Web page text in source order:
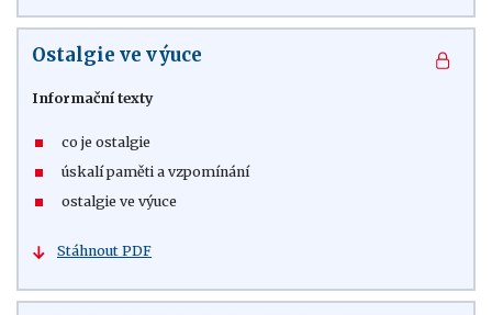
Ostalgie ve výuce
Informační texty
co je ostalgie
úskalí paměti a vzpomínání
ostalgie ve výuce
Stáhnout PDF